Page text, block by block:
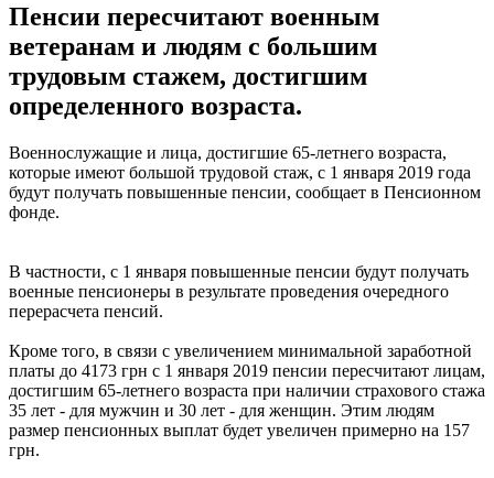
Пенсии пересчитают военным
ветеранам и людям с большим
трудовым стажем, достигшим
определенного возраста.
Военнослужащие и лица, достигшие 65-летнего возраста,
которые имеют большой трудовой стаж, с 1 января 2019 года
будут получать повышенные пенсии, сообщает в Пенсионном
фонде.
В частности, с 1 января повышенные пенсии будут получать
военные пенсионеры в результате проведения очередного
перерасчета пенсий.
Кроме того, в связи с увеличением минимальной заработной
платы до 4173 грн с 1 января 2019 пенсии пересчитают лицам,
достигшим 65-летнего возраста при наличии страхового стажа
35 лет - для мужчин и 30 лет - для женщин. Этим людям
размер пенсионных выплат будет увеличен примерно на 157
грн.